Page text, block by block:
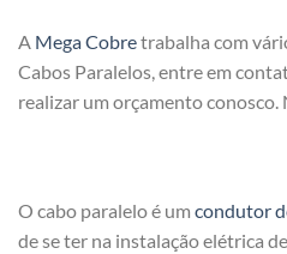
A Mega Cobretrabalha com
Cabos Paralelos, entre em
realizar um orçamento
O cabo paralelo é um condutor
de se ter na instalação elétrica